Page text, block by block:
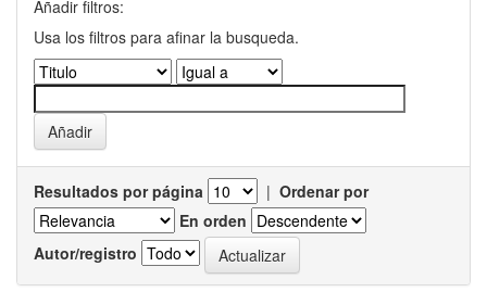
Añadir filtros:
Usa los filtros para afinar la busqueda.
Resultados por página | Ordenar por
En orden
Autor/registro